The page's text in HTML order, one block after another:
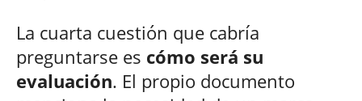
La cuarta cuestión que cabría
preguntarse es cómo será su
evaluación. El propio documento